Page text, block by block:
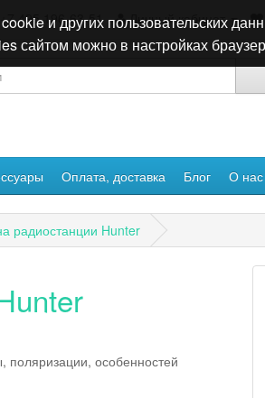
+7 495 196-63-51 Личный кабинет
Оплата, доставка Блог О нас
радиостанции Hunter
поляризации, особенностей
и других пользовательских
сайтом можно в настройках